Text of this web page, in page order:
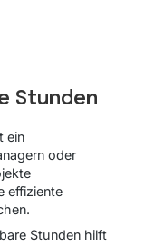
Stunden
ein
oder
effiziente
Stunden hilft